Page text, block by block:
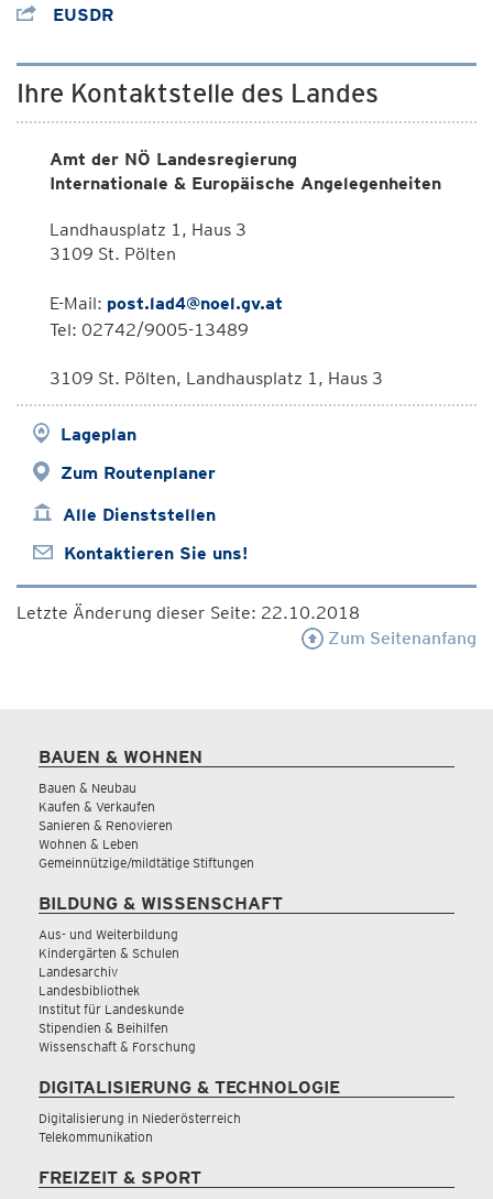
EUSDR
Ihre Kontaktstelle des Landes
Amt der NÖ Landesregierung
Internationale & Europäische Angelegenheiten
Landhausplatz 1, Haus 3
3109 St. Pölten
E-Mail: post.lad4@noel.gv.at
Tel: 02742/9005-13489
3109 St. Pölten, Landhausplatz 1, Haus 3
Lageplan
Zum Routenplaner
Alle Dienststellen
Kontaktieren Sie uns!
Letzte Änderung dieser Seite: 22.10.2018
Zum Seitenanfang
BAUEN & WOHNEN
Bauen & Neubau
Kaufen & Verkaufen
Sanieren & Renovieren
Wohnen & Leben
Gemeinnützige/mildtätige Stiftungen
BILDUNG & WISSENSCHAFT
Aus- und Weiterbildung
Kindergärten & Schulen
Landesarchiv
Landesbibliothek
Institut für Landeskunde
Stipendien & Beihilfen
Wissenschaft & Forschung
DIGITALISIERUNG & TECHNOLOGIE
Digitalisierung in Niederösterreich
Telekommunikation
FREIZEIT & SPORT